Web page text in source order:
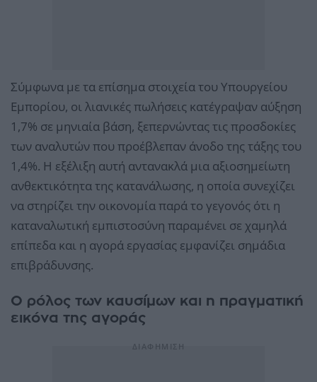
Σύμφωνα με τα επίσημα στοιχεία του Υπουργείου
Εμπορίου, οι λιανικές πωλήσεις κατέγραψαν αύξηση
1,7% σε μηνιαία βάση, ξεπερνώντας τις προσδοκίες
των αναλυτών που προέβλεπαν άνοδο της τάξης του
1,4%. Η εξέλιξη αυτή αντανακλά μια αξιοσημείωτη
ανθεκτικότητα της κατανάλωσης, η οποία συνεχίζει
να στηρίζει την οικονομία παρά το γεγονός ότι η
καταναλωτική εμπιστοσύνη παραμένει σε χαμηλά
επίπεδα και η αγορά εργασίας εμφανίζει σημάδια
επιβράδυνσης.
Ο ρόλος των καυσίμων και η πραγματική
εικόνα της αγοράς